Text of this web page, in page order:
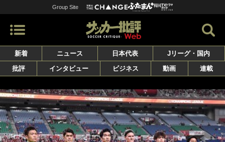
Group Site
新着 ニュース 日本代表
Jリーグ・国内
批評
インタビュー ビジネス 動画 連載